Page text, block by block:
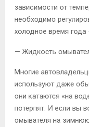
зависимости от
необходимо
холодное время
— Жидкость
Многие
используют даже
они катаются «на
потерпят. И если вы
омывателя на